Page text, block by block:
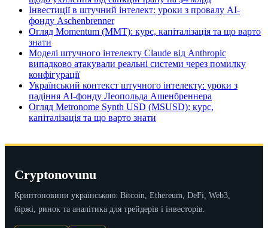
Інвестиції в штучний інтелект: уроки з провалу AI-
фонду Aschenbrenner
Огляд Momentum (MMT): курс, капіталізація та що варто
знати
Моделі штучного інтелекту Claude від Anthropic
випадково атакували реальні системи через помилку
конфігурації
Український контекст штучного інтелекту: уроки з
падіння AI-фонду Леопольда Ашенбреннера
Огляд Metronome Synth USD (MSUSD): курс,
капіталізація та що варто знати
Cryptonovunu
Криптоновини українською: Bitcoin, Ethereum, DeFi, Web3,
біржі, ринок та аналітика для трейдерів і інвесторів.